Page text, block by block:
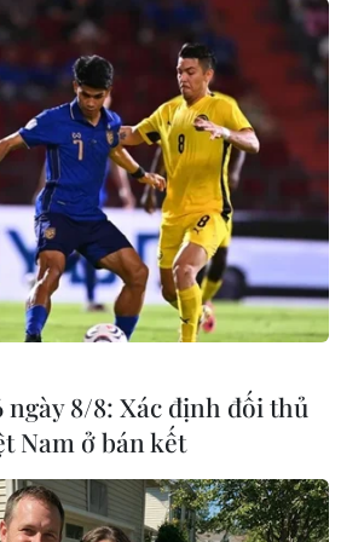
đó các quy định chồng chéo
phương và liên bang đã
trong công tác đảm bảo an
Linh Vũ (Vietnam+)
ngày 8/8: Xác định đối thủ
Nam ở bán kết